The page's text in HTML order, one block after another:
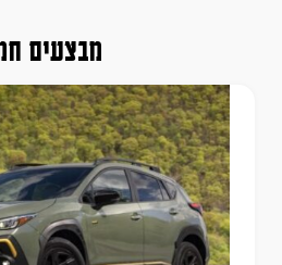
מבצעים